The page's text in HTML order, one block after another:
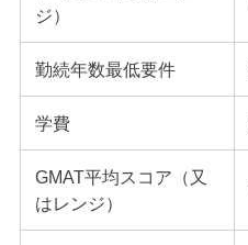
ジ）
勤続年数最低要件
学費
GMAT平均スコア（又
はレンジ）